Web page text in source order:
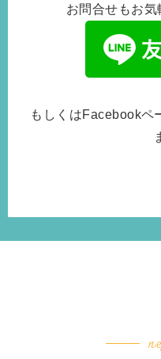
お問合せもお
もしくはFacebookペ